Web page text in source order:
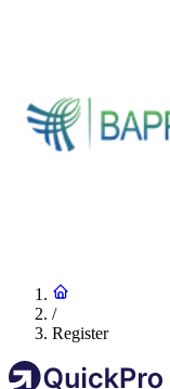
/
Register